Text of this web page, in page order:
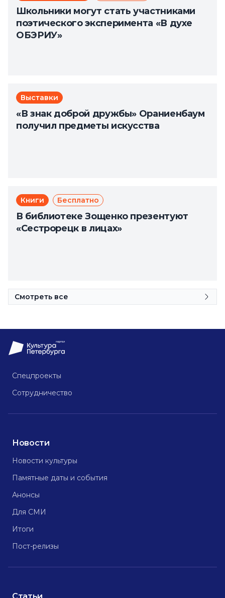
Школьники могут стать участниками
поэтического эксперимента «В духе
ОБЭРИУ»
Выставки
«В знак доброй дружбы» Ораниенбаум
получил предметы искусства
Книги Бесплатно
В библиотеке Зощенко презентуют
«Сестрорецк в лицах»
Смотреть все
Спецпроекты
Сотрудничество
Новости
Новости культуры
Памятные даты и события
Анонсы
Для СМИ
Итоги
Пост-релизы